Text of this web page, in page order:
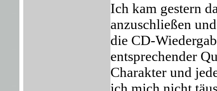
Ich kam gestern
anzuschließen
die CD-
entsprechender
Charakter und